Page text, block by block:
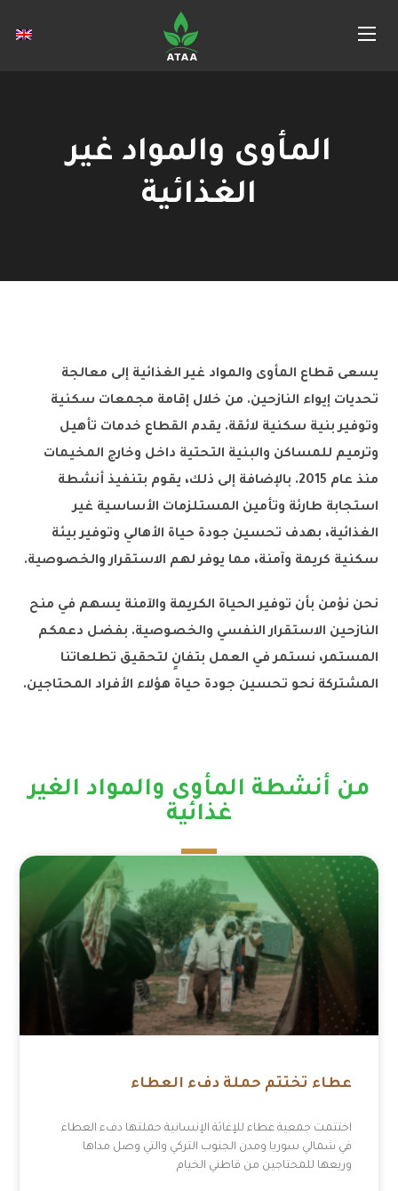
المأوى والمواد غير
الغذائية
يسعى قطاع المأوى والمواد غير الغذائية إلى معالجة
تحديات إيواء النازحين. من خلال إقامة مجمعات سكنية
وتوفير بنية سكنية لائقة. يقدم القطاع خدمات تأهيل
وترميم للمساكن والبنية التحتية داخل وخارج المخيمات
منذ عام 2015. بالإضافة إلى ذلك، يقوم بتنفيذ أنشطة
استجابة طارئة وتأمين المستلزمات الأساسية غير
الغذائية، بهدف تحسين جودة حياة الأهالي وتوفير بيئة
سكنية كريمة وآمنة، مما يوفر لهم الاستقرار والخصوصية.
نحن نؤمن بأن توفير الحياة الكريمة والآمنة يسهم في منح
النازحين الاستقرار النفسي والخصوصية. بفضل دعمكم
المستمر، نستمر في العمل بتفانٍ لتحقيق تطلعاتنا
المشتركة نحو تحسين جودة حياة هؤلاء الأفراد المحتاجين.
من أنشطة المأوى والمواد الغير
غذائية
عطاء تختتم حملة دفء العطاء
اختتمت جمعية عطاء للإغاثة الإنسانية حملتها دفء العطاء
في شمالي سوريا ومدن الجنوب التركي والتي وصل مداها
وريعها للمحتاجين من قاطني الخيام